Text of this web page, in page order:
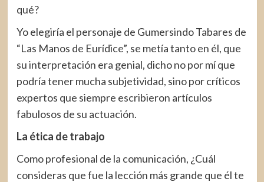
qué?
Yo elegiría el personaje de Gumersindo Tabares de
“Las Manos de Eurídice”, se metía tanto en él, que
su interpretación era genial, dicho no por mí que
podría tener mucha subjetividad, sino por críticos
expertos que siempre escribieron artículos
fabulosos de su actuación.
La ética de trabajo
Como profesional de la comunicación, ¿Cuál
consideras que fue la lección más grande que él te